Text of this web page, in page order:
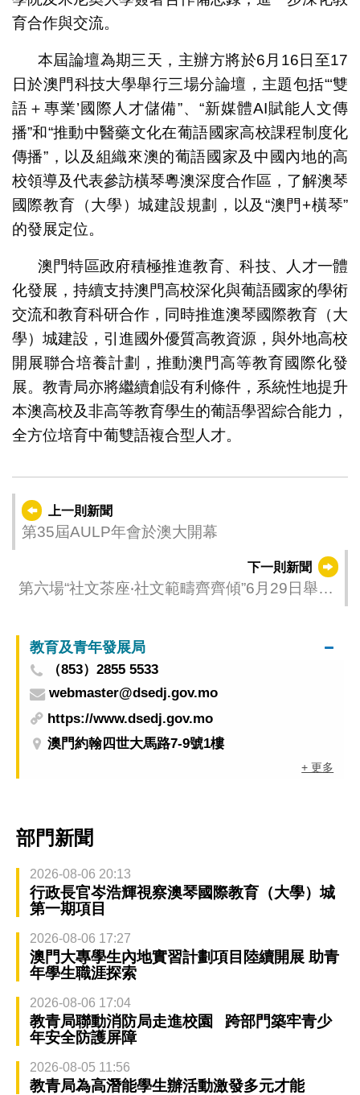
育合作與交流。
本屆論壇為期三天，主辦方將於6月16日至17
日於澳門科技大學舉行三場分論壇，主題包括“‘雙
語＋專業’國際人才儲備”、“新媒體AI賦能人文傳
播”和“推動中醫藥文化在葡語國家高校課程制度化
傳播”，以及組織來澳的葡語國家及中國內地的高
校領導及代表參訪橫琴粵澳深度合作區，了解澳琴
國際教育（大學）城建設規劃，以及“澳門+橫琴”
的發展定位。
澳門特區政府積極推進教育、科技、人才一體
化發展，持續支持澳門高校深化與葡語國家的學術
交流和教育科研合作，同時推進澳琴國際教育（大
學）城建設，引進國外優質高教資源，與外地高校
開展聯合培養計劃，推動澳門高等教育國際化發
展。教青局亦將繼續創設有利條件，系統性地提升
本澳高校及非高等教育學生的葡語學習綜合能力，
全方位培育中葡雙語複合型人才。
上一則新聞
第35屆AULP年會於澳大開幕
下一則新聞
第六場“社文茶座‧社文範疇齊齊傾”6月29日舉行
教育及青年發展局
（853）2855 5533
webmaster@dsedj.gov.mo
https://www.dsedj.gov.mo
澳門約翰四世大馬路7-9號1樓
+ 更多
部門新聞
2026-08-06 20:13
行政長官岑浩輝視察澳琴國際教育（大學）城
第一期項目
2026-08-06 17:27
澳門大專學生內地實習計劃項目陸續開展 助青
年學生職涯探索
2026-08-06 17:04
教青局聯動消防局走進校園 跨部門築牢青少
年安全防護屏障
2026-08-05 11:56
教青局為高潛能學生辦活動激發多元才能